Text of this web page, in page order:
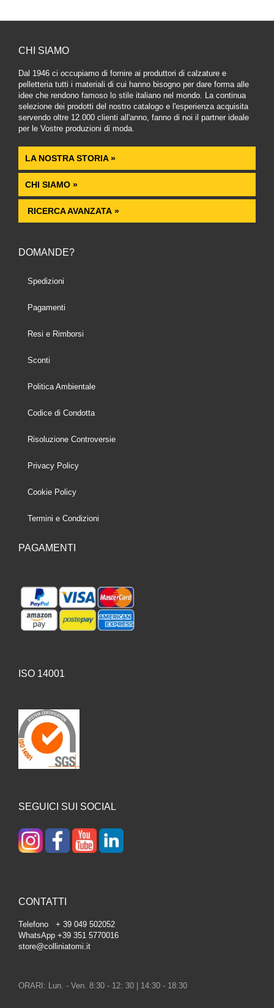
CHI SIAMO
Dal 1946 ci occupiamo di fornire ai produttori di calzature e
pelletteria tutti i materiali di cui hanno bisogno per dare forma alle
idee che rendono famoso lo stile italiano nel mondo. La continua
selezione dei prodotti del nostro catalogo e l'esperienza acquisita
servendo oltre 12.000 clienti all'anno, fanno di noi il partner ideale
per le Vostre produzioni di moda.
LA NOSTRA STORIA »
CHI SIAMO »
RICERCA AVANZATA »
DOMANDE?
Spedizioni
Pagamenti
Resi e Rimborsi
Sconti
Politica Ambientale
Codice di Condotta
Risoluzione Controversie
Privacy Policy
Cookie Policy
Termini e Condizioni
PAGAMENTI
ISO 14001
SEGUICI SUI SOCIAL
CONTATTI
Telefono + 39 049 502052
WhatsApp +39 351 5770016
store@colliniatomi.it
ORARI: Lun. - Ven. 8:30 - 12: 30 | 14:30 - 18:30